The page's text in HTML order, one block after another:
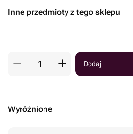
Inne przedmioty z tego sklepu
Dodaj
Wyróżnione